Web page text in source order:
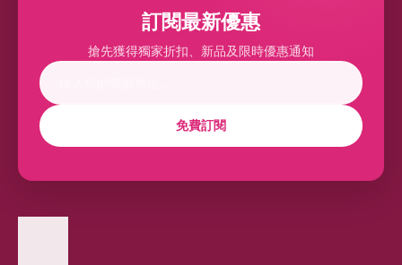
訂閱最新優惠
搶先獲得獨家折扣、新品及限時優惠通知
免費訂閱